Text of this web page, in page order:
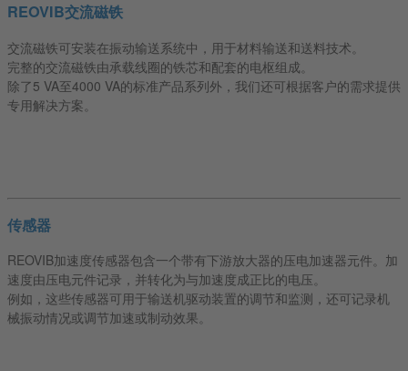
REOVIB交流磁铁
交流磁铁可安装在振动输送系统中，用于材料输送和送料技术。
完整的交流磁铁由承载线圈的铁芯和配套的电枢组成。
除了5 VA至4000 VA的标准产品系列外，我们还可根据客户的需求提供
专用解决方案。
传感器
REOVIB加速度传感器包含一个带有下游放大器的压电加速器元件。加
速度由压电元件记录，并转化为与加速度成正比的电压。
例如，这些传感器可用于输送机驱动装置的调节和监测，还可记录机
械振动情况或调节加速或制动效果。